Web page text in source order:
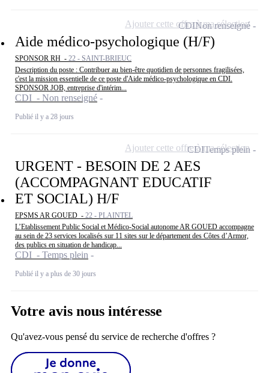
Aide médico-psychologique (H/F)
SPONSOR RH - 22 - SAINT-BRIEUC
Description du poste : Contribuer au bien-être quotidien de personnes fragilisées,
c'est la mission essentielle de ce poste d'Aide médico-psychologique en CDI.
SPONSOR JOB, entreprise d'intérim...
CDI - Non renseigné
Publié il y a 28 jours
CDINon renseigné
Ajouter cette offre à ma sélection
URGENT - BESOIN DE 2 AES
(ACCOMPAGNANT EDUCATIF
ET SOCIAL) H/F
EPSMS AR GOUED - 22 - PLAINTEL
L’Etablissement Public Social et Médico-Social autonome AR GOUED accompagne
au sein de 23 services localisés sur 11 sites sur le département des Côtes d’Armor,
des publics en situation de handicap...
CDI - Temps plein
Publié il y a plus de 30 jours
CDITemps plein
Ajouter cette offre à ma sélection
Votre avis nous intéresse
Qu'avez-vous pensé du service de recherche d'offres ?